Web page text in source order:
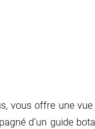
vous offre une
d’un guide